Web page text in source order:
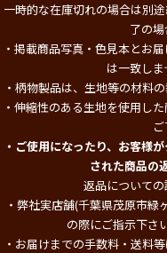
一時的な在庫切れの場合は別
了の場
・掲載商品写真・色見本とお
は一致しま
・柄物製品は、生地等の材料
・伸縮性のある生地を使用し
・ご使用になったり、お客様
された商品の
返品についての
・弊社実店舗(千葉県茂原市
の際にご指示下さ
・お届けまでの手数料・送料